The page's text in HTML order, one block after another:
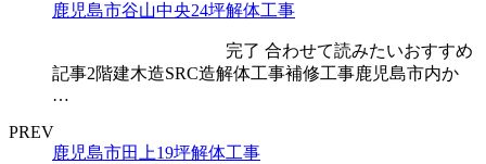
鹿児島市谷山中央24坪解体工事
完了 合わせて読みたいおすすめ
記事2階建木造SRC造解体工事補修工事鹿児島市内か
…
PREV
鹿児島市田上19坪解体工事